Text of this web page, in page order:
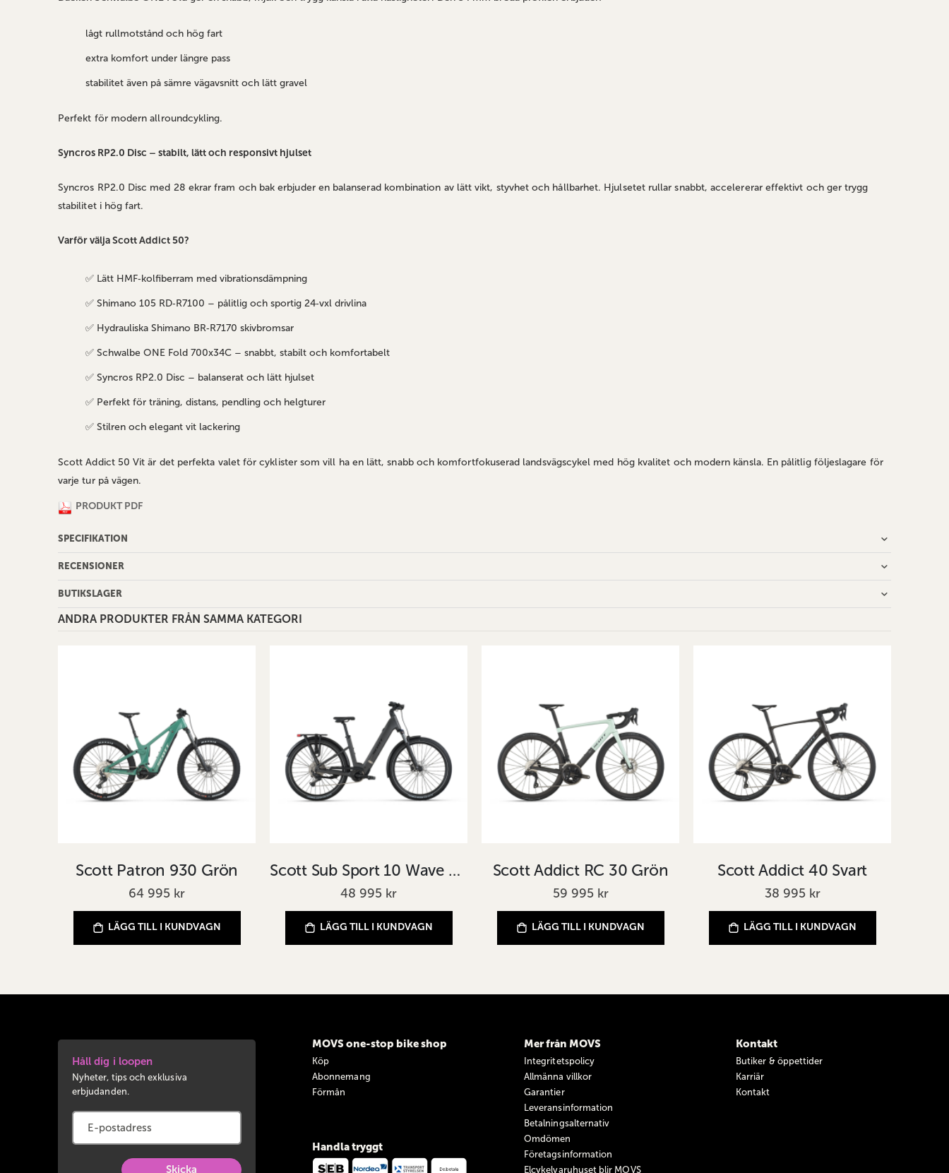
lågt rullmotstånd och hög fart
extra komfort under längre pass
stabilitet även på sämre vägavsnitt och lätt gravel
Perfekt för modern allroundcykling.
Syncros RP2.0 Disc – stabilt, lätt och responsivt hjulset
Syncros RP2.0 Disc med 28 ekrar fram och bak erbjuder en balanserad kombination av lätt vikt, styvhet och hållbarhet. Hjulsetet rullar snabbt, accelererar effektivt och ger trygg
stabilitet i hög fart.
Varför välja Scott Addict 50?
✅ Lätt HMF‑kolfiberram med vibrationsdämpning
✅ Shimano 105 RD‑R7100 – pålitlig och sportig 24‑vxl drivlina
✅ Hydrauliska Shimano BR‑R7170 skivbromsar
✅ Schwalbe ONE Fold 700x34C – snabbt, stabilt och komfortabelt
✅ Syncros RP2.0 Disc – balanserat och lätt hjulset
✅ Perfekt för träning, distans, pendling och helgturer
✅ Stilren och elegant vit lackering
Scott Addict 50 Vit är det perfekta valet för cyklister som vill ha en lätt, snabb och komfortfokuserad landsvägscykel med hög kvalitet och modern känsla. En pålitlig följeslagare för
varje tur på vägen.
PRODUKT PDF
SPECIFIKATION
RECENSIONER
BUTIKSLAGER
ANDRA PRODUKTER FRÅN SAMMA KATEGORI
Scott Patron 930 Grön
64 995 kr
LÄGG TILL I KUNDVAGN
Scott Sub Sport 10 Wave Grå
48 995 kr
LÄGG TILL I KUNDVAGN
Scott Addict RC 30 Grön
59 995 kr
LÄGG TILL I KUNDVAGN
Scott Addict 40 Svart
38 995 kr
LÄGG TILL I KUNDVAGN
Håll dig i loopen
Nyheter, tips och exklusiva
erbjudanden.
Skicka
MOVS one-stop bike shop
Köp
Abonnemang
Förmån
Handla tryggt
Mer från MOVS
Integritetspolicy
Allmänna villkor
Garantier
Leveransinformation
Betalningsalternativ
Omdömen
Företagsinformation
Elcykelvaruhuset blir MOVS
Kontakt
Butiker & öppettider
Karriär
Kontakt